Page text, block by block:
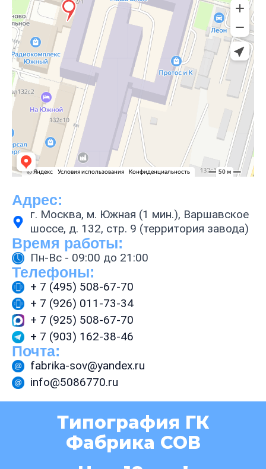
Адрес:
г. Москва, м. Южная (1 мин.), Варшавское
шоссе, д. 132, стр. 9 (территория завода)
Время работы:
Пн-Вс - 09:00 до 21:00
Телефоны:
+ 7 (495) 508-67-70
+ 7 (926) 011-73-34
+ 7 (925) 508-67-70
+ 7 (903) 162-38-46
Почта:
fabrika-sov@yandex.ru
info@5086770.ru
Типография ГК
Фабрика СОВ